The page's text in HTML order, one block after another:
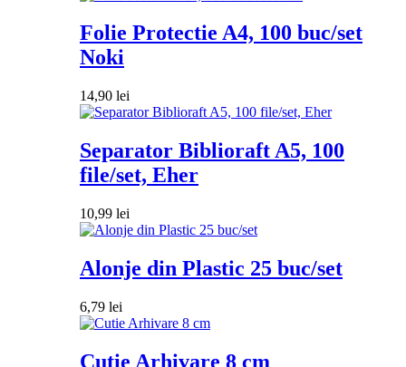
Folie Protectie A4, 100 buc/set
Noki
14,90 lei
Separator Biblioraft A5, 100
file/set, Eher
10,99 lei
Alonje din Plastic 25 buc/set
6,79 lei
Cutie Arhivare 8 cm